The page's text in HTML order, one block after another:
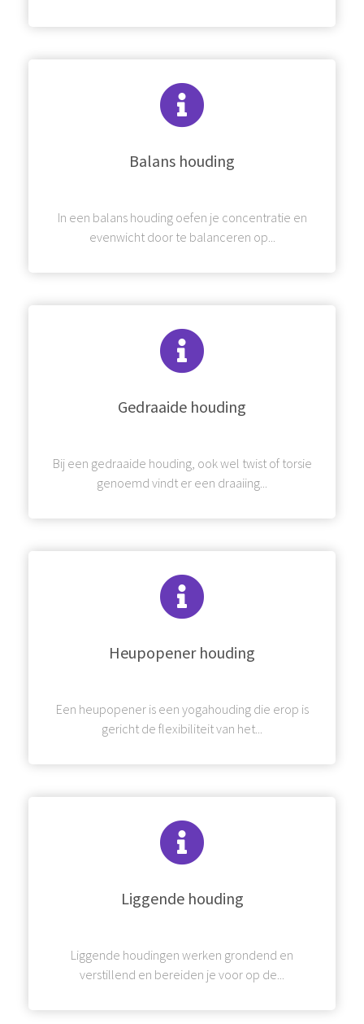
Balans houding
In een balans houding oefen je concentratie en
evenwicht door te balanceren op...
Gedraaide houding
Bij een gedraaide houding, ook wel twist of torsie
genoemd vindt er een draaiing...
Heupopener houding
Een heupopener is een yogahouding die erop is
gericht de flexibiliteit van het...
Liggende houding
Liggende houdingen werken grondend en
verstillend en bereiden je voor op de...